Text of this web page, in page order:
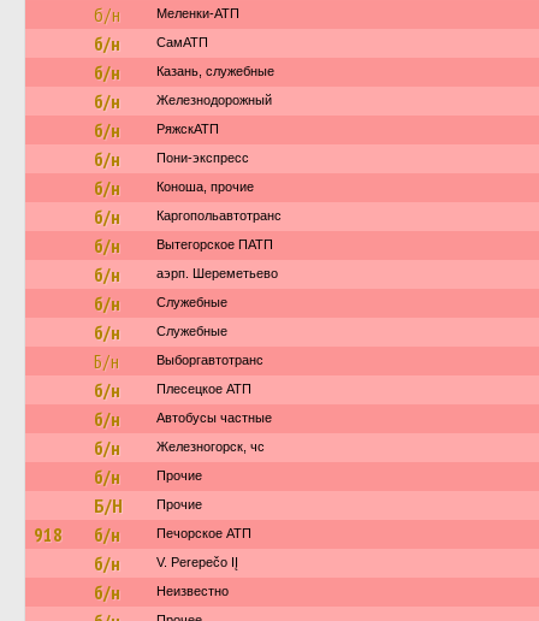
б/н Меленки-АТП
б/н СамАТП
б/н Казань, служебные
б/н Железнодорожный
б/н РяжскАТП
б/н Пони-экспресс
б/н Коноша, прочие
б/н Каргопольавтотранс
б/н Вытегорское ПАТП
б/н аэрп. Шереметьево
б/н Служебные
б/н Служебные
Б/н Выборгавтотранс
б/н Плесецкое АТП
б/н Автобусы частные
б/н Железногорск, чс
б/н Прочие
Б/Н Прочие
918 б/н Печорское АТП
б/н V. Perepečo IĮ
б/н Неизвестно